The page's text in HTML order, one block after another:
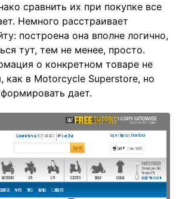
сравнить их при покупке все
Немного расстраивает
построена она вполне логично,
тут, тем не менее, просто.
о конкретном товаре не
как в Motorcycle Superstore, но
дает.